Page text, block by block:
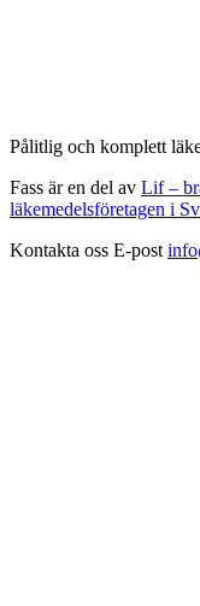
Pålitlig och komplett
Fass är en del av Lif –
läkemedelsföretagen i
Kontakta oss E-post